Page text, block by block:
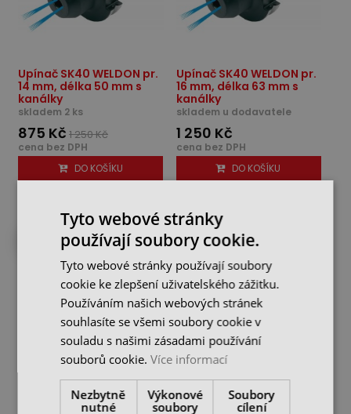
Upínač SK40 WELDON pr.
14 mm, délka 50 mm s
kanálky
skladem 2 ks
875 Kč 1 250 Kč
cena bez DPH
DO KOŠÍKU
Upínač SK40 WELDON pr.
16 mm, délka 63 mm s
kanálky
skladem u dodavatele
1 250 Kč
cena bez DPH
DO KOŠÍKU
DO 4 DNŮ U VÁS
Upínač SK40 WELDON pr.
18 mm, délka 63 mm s
Upínač SK40 WELDON pr.
20 mm, délka 63 mm s
kanálky
Tyto webové stránky
používají soubory cookie.
Tyto webové stránky používají soubory
cookie ke zlepšení uživatelského zážitku.
Používáním našich webových stránek
souhlasíte se všemi soubory cookie v
souladu s našimi zásadami používání
souborů cookie.Více informací
Nezbytně
nutné
Výkonové
soubory
Soubory
cílení